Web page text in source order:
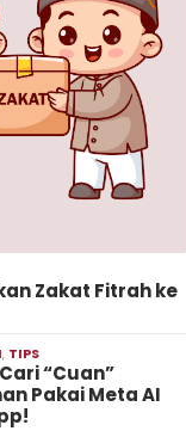
Zakat Fitrah ke
, TIPS
“Cuan”
Pakai Meta AI